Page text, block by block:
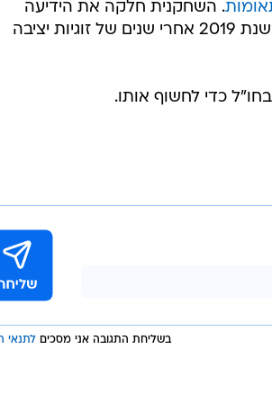
. השחקנית חלקה את הידיעה
. השניים נישאו בשנת 2019 אחרי שנים של זוגיות יציבה
כדי לחשוף אותו.
בשליחת התגובה אני מסכים לתנאי